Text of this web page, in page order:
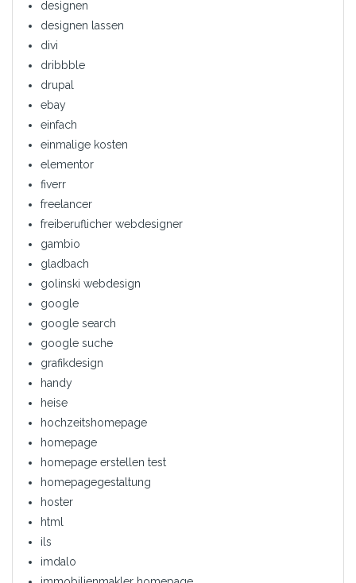
designen
designen lassen
divi
dribbble
drupal
ebay
einfach
einmalige kosten
elementor
fiverr
freelancer
freiberuflicher webdesigner
gambio
gladbach
golinski webdesign
google
google search
google suche
grafikdesign
handy
heise
hochzeitshomepage
homepage
homepage erstellen test
homepagegestaltung
hoster
html
ils
imdalo